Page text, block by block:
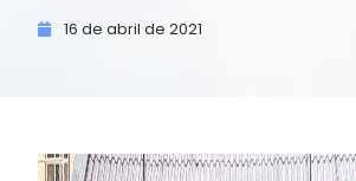
16 de abril de 2021